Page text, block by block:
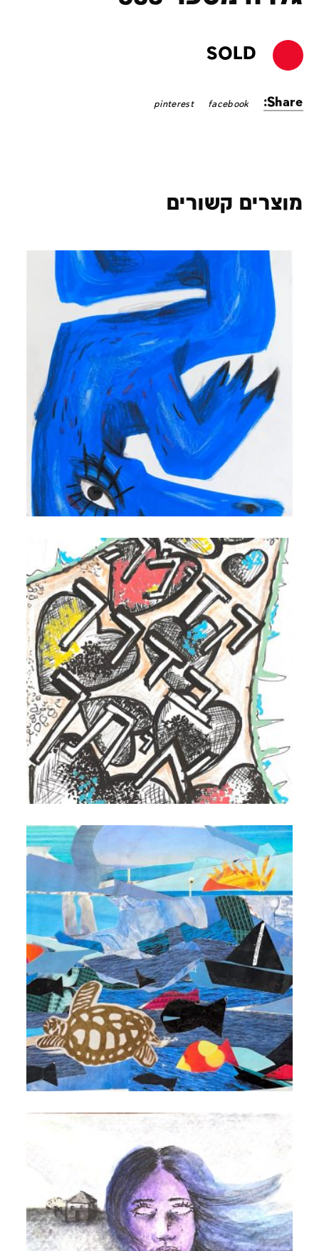
SOLD
Share:
facebook
pinterest
מוצרים קשורים